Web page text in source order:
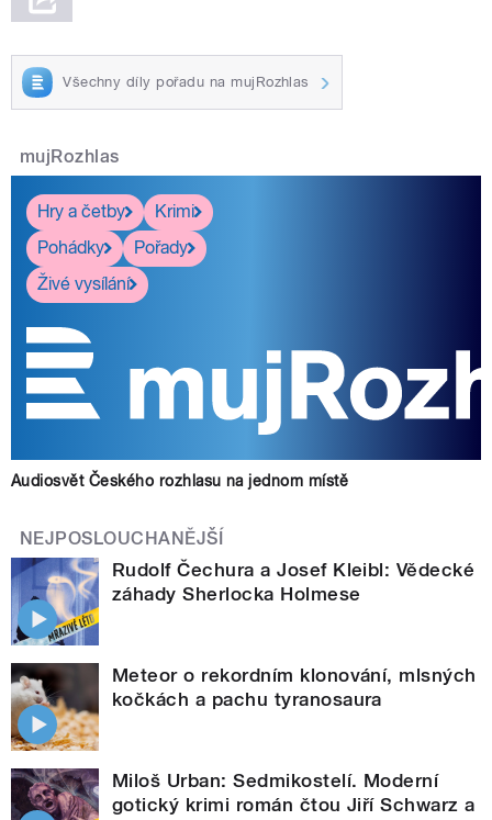
Všechny díly pořadu na mujRozhlas
mujRozhlas
Hry a četby
Krimi
Pohádky
Pořady
Živé vysílání
Audiosvět Českého rozhlasu na jednom místě
NEJPOSLOUCHANĚJŠÍ
Rudolf Čechura a Josef Kleibl: Vědecké
záhady Sherlocka Holmese
Meteor o rekordním klonování, mlsných
kočkách a pachu tyranosaura
Miloš Urban: Sedmikostelí. Moderní
gotický krimi román čtou Jiří Schwarz a